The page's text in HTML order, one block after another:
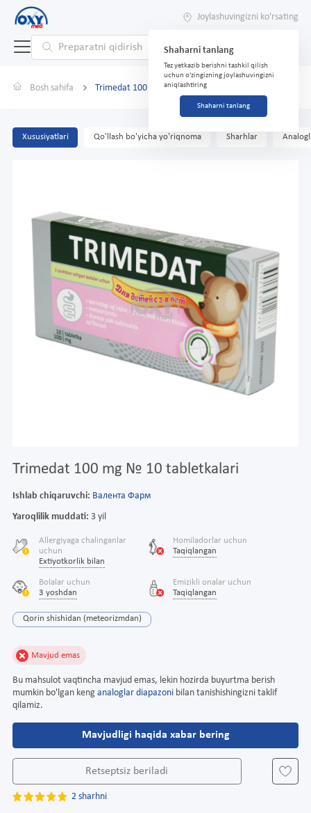
Joylashuvingizni ko'rsating
Shaharni tanlang
Tez yetkazib berishni tashkil qilish
uchun o'zingizning joylashuvingizni
aniqlashtiring
Shaharni tanlang
Bosh sahifa Trimedat 100 mg № 10 tabletkalari
Xususiyatlari Qo'llash bo'yicha yo'riqnoma Sharhlar
Trimedat 100 mg № 10 tabletkalari
Ishlab chiqaruvchi: Валента Фарм
Yaroqlilik muddati: 3 yil
Allergiyaga chalinganlar
uchun
Extiyotkorlik bilan
Homiladorlar uchun
Taqiqlangan
Bolalar uchun
3 yoshdan
Emizikli onalar uchun
Taqiqlangan
Qorin shishidan (meteorizmdan)
Mavjud emas
Bu mahsulot vaqtincha mavjud emas, lekin hozirda buyurtma berish
mumkin bo'lgan keng analoglar diapazoni bilan tanishishingizni taklif
qilamiz.
Mavjudligi haqida xabar bering
Retseptsiz beriladi
2 sharhni